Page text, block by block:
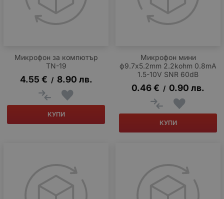
Микрофон за компютър
TN-19
4.55 € / 8.90 лв.
КУПИ
Микрофон мини
ф9.7x5.2mm 2.2kohm 0.8mA
1.5-10V SNR 60dB
0.46€ / 0.90 лв.
КУПИ